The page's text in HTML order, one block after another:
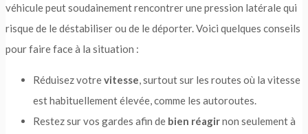
véhicule peut soudainement rencontrer une pression latérale qui
risque de le déstabiliser ou de le déporter. Voici quelques conseils
pour faire face à la situation :
Réduisez votrevitesse, surtout sur les routes où la vitesse
est habituellement élevée, comme les autoroutes.
Restez sur vos gardes afin de bien réagirnon seulement à